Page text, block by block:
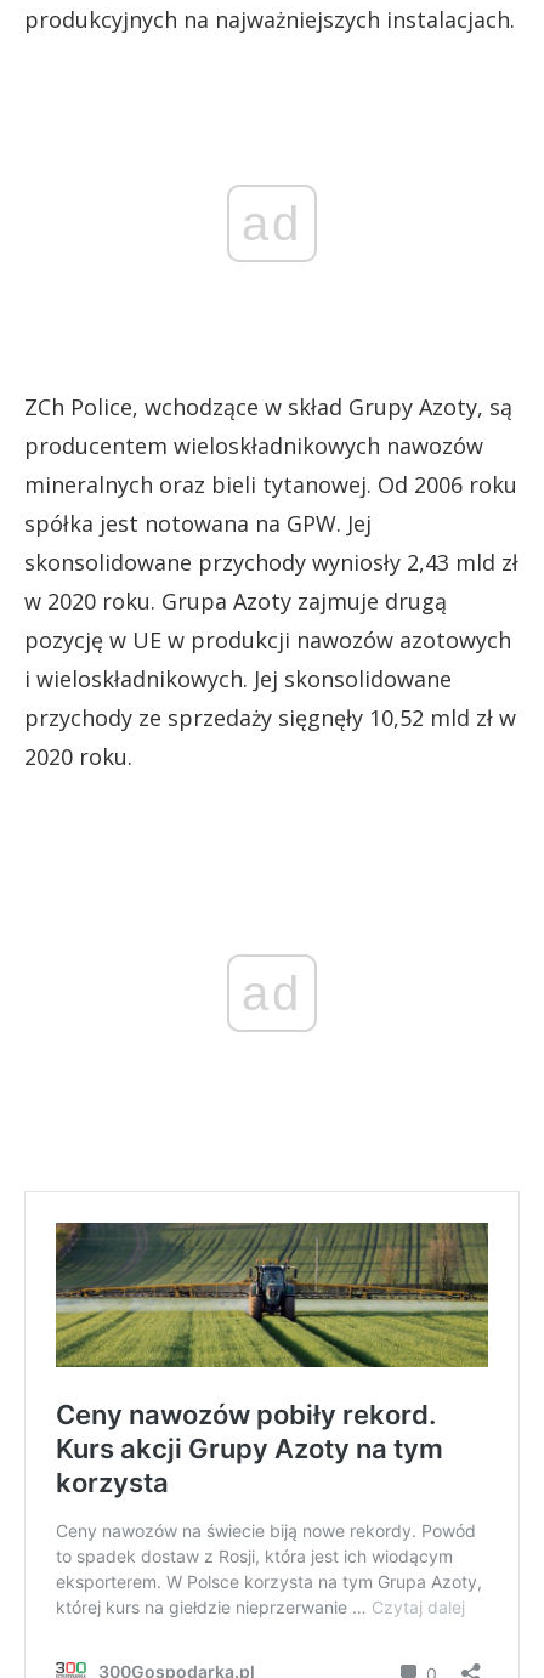
produkcyjnych na najważniejszych instalacjach.
ad
ZCh Police, wchodzące w skład Grupy Azoty, są
producentem wieloskładnikowych nawozów
mineralnych oraz bieli tytanowej. Od 2006 roku
spółka jest notowana na GPW. Jej
skonsolidowane przychody wyniosły 2,43 mld zł
w 2020 roku. Grupa Azoty zajmuje drugą
pozycję w UE w produkcji nawozów azotowych
i wieloskładnikowych. Jej skonsolidowane
przychody ze sprzedaży sięgnęły 10,52 mld zł w
2020 roku.
ad